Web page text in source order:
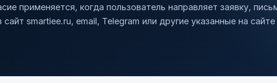
применяется, когда пользователь направляет заявку,
smartiee.ru, email, Telegram или другие указанные на сайте